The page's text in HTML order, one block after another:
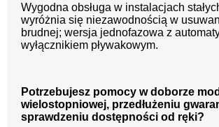
Wygodna obsługa w instalacjach
wyróżnia się niezawodnością w
brudnej; wersja jednofazowa z
wyłącznikiem pływakowym.
Potrzebujesz pomocy w doborze
wielostopniowej, przedłużeniu
sprawdzeniu dostępności od ręki?